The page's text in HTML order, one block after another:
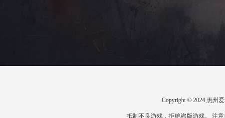
Copyright © 2024 惠州
抵制不良游戏，拒绝盗版游戏。 注